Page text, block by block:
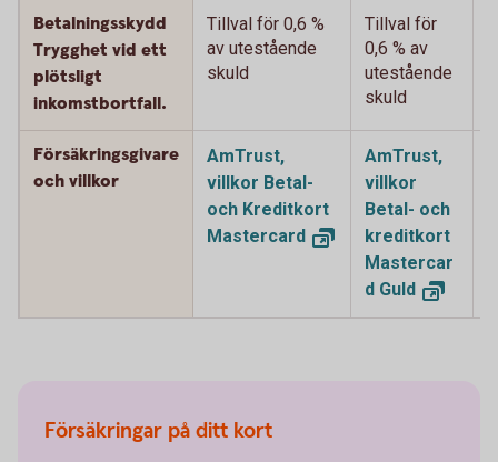
Betalningsskydd
Trygghet vid ett
plötsligt
inkomstbortfall.
Tillval för 0,6 %
av utestående
skuld
Tillval för
0,6 % av
utestående
skuld
Försäkringsgivare
och villkor
AmTrust,
villkor Betal-
och Kreditkort
Mastercard
AmTrust,
villkor
Betal- och
kreditkort
Mastercar
d Guld
Försäkringar på ditt kort